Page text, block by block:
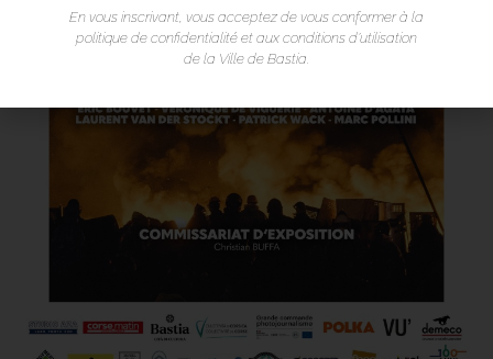
En vous inscrivant, vous acceptez de vous conformer à la
politique de confidentialité et aux conditions d’utilisation
de la Ville de Bastia.